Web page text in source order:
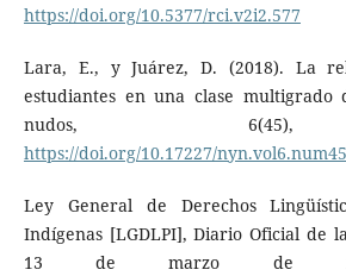
https://doi.org/10.5377/rci.v2i2.577
Lara, E., y Juárez, D. (2018). La
estudiantes en una clase multigrado
nudos,
https://doi.org/10.17227/
Ley General de Derechos
Indígenas [LGDLPI], Diario Oficial de
13 de marzo de